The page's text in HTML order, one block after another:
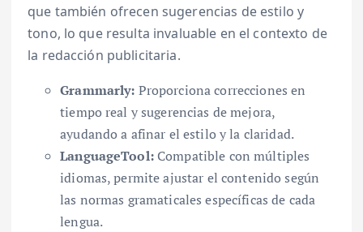
que también ofrecen sugerencias de estilo y
tono, lo que resulta invaluable en el contexto de
la redacción publicitaria.
Grammarly: Proporciona correcciones en
tiempo real y sugerencias de mejora,
ayudando a afinar el estilo y la claridad.
LanguageTool:Compatible con múltiples
idiomas, permite ajustar el contenido según
las normas gramaticales específicas de cada
lengua.